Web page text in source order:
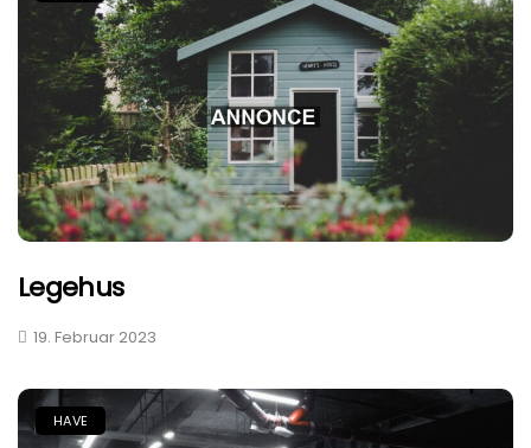
Legehus
19. Februar 2023
HAVE